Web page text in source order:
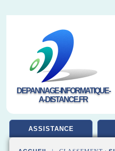
DEPANNAGE-INFORMATIQUE-
A-DISTANCE.FR
ASSISTANCE